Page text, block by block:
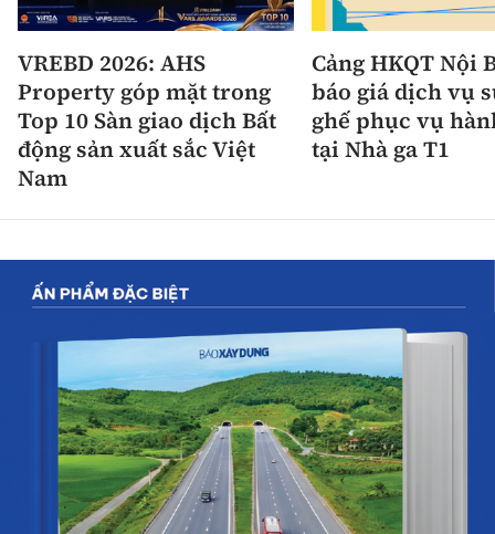
VREBD 2026: AHS
Property góp mặt trong
Top 10 Sàn giao dịch Bất
động sản xuất sắc Việt
Nam
Cảng HKQT Nội
báo giá dịch vụ
ghế phục vụ
tại Nhà ga T1